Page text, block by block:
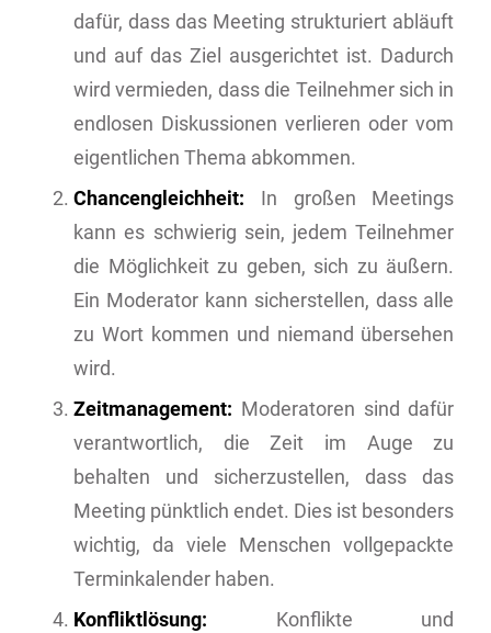
dafür, dass das Meeting strukturiert abläuft
und auf das Ziel ausgerichtet ist. Dadurch
wird vermieden, dass die Teilnehmer sich in
endlosen Diskussionen verlieren oder vom
eigentlichen Thema abkommen.
Chancengleichheit: In großen Meetings
kann es schwierig sein, jedem Teilnehmer
die Möglichkeit zu geben, sich zu äußern.
Ein Moderator kann sicherstellen, dass alle
zu Wort kommen und niemand übersehen
wird.
Zeitmanagement: Moderatoren sind dafür
verantwortlich, die Zeit im Auge zu
behalten und sicherzustellen, dass das
Meeting pünktlich endet. Dies ist besonders
wichtig, da viele Menschen vollgepackte
Terminkalender haben.
Konfliktlösung: Konflikte und